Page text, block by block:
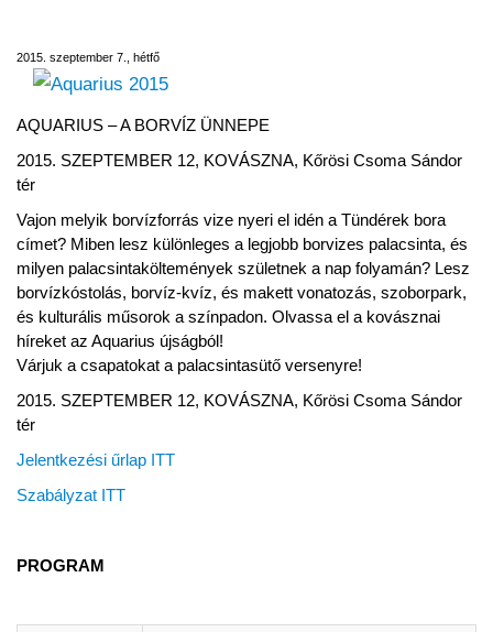
2015. szeptember 7., hétfő
AQUARIUS – A BORVÍZ ÜNNEPE
2015. SZEPTEMBER 12, KOVÁSZNA, Kőrösi Csoma Sándor
tér
Vajon melyik borvízforrás vize nyeri el idén a Tündérek bora
címet? Miben lesz különleges a legjobb borvizes palacsinta, és
milyen palacsintaköltemények születnek a nap folyamán? Lesz
borvízkóstolás, borvíz-kvíz, és makett vonatozás, szoborpark,
és kulturális műsorok a színpadon. Olvassa el a kovásznai
híreket az Aquarius újságból!
Várjuk a csapatokat a palacsintasütő versenyre!
2015. SZEPTEMBER 12, KOVÁSZNA, Kőrösi Csoma Sándor
tér
Jelentkezési űrlap ITT
Szabályzat ITT
PROGRAM